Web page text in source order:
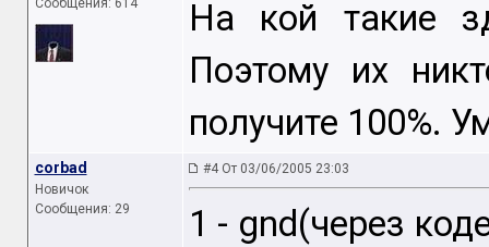
Сообщения: 614
На кой такие
Поэтому их
получите 100%.
corbad
Новичок
Сообщения: 29
#4 От 03/06/2005 23:03
1 - gnd(через